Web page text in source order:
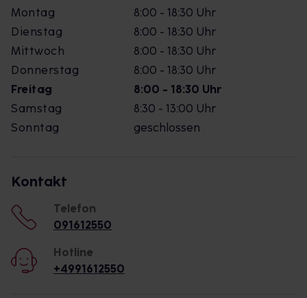
Montag
8:00 - 18:30 Uhr
Dienstag
8:00 - 18:30 Uhr
Mittwoch
8:00 - 18:30 Uhr
Donnerstag
8:00 - 18:30 Uhr
Freitag
8:00 - 18:30 Uhr
Samstag
8:30 - 13:00 Uhr
Sonntag
geschlossen
Kontakt
Telefon
091612550
Hotline
+4991612550